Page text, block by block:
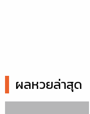
ผลหวยล่าสุด